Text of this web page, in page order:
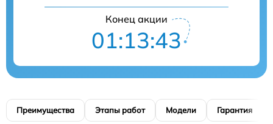
Конец акции
01:13:42
Преимущества Этапы работ Модели Гарантия